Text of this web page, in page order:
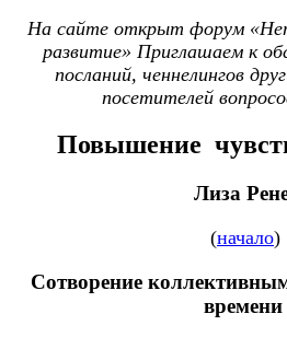
На сайте открыт форум
развитие» Приглашаем к
посланий, ченнелингов
посетителей
Повышение
Лиза
(начало)
Сотворение
времени